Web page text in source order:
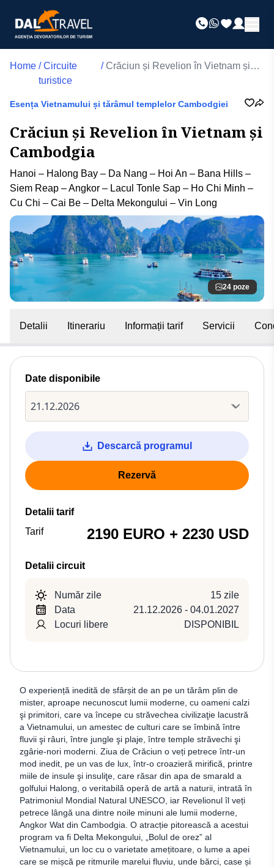
Home / Circuite
turistice
/ Crăciun și Revelion în Vietnam și
Esența Vietnamului și tărâmul templelor Cambodgiei
Crăciun și Revelion în Vietnam și
Cambodgia
Hanoi – Halong Bay – Da Nang – Hoi An – Bana Hills –
Siem Reap – Angkor – Lacul Tonle Sap – Ho Chi Minh –
Cu Chi – Cai Be – Delta Mekongului – Vin Long
24 poze
Detalii Itinerariu Informații tarif Servicii
O experiență inedită de sfârșit de an pe un tărâm plin de
mister, aproape necunoscut lumii moderne, cu oameni calzi
şi primitori, care va începe cu străvechea civilizaţie lacustră
a Vietnamului, un amestec de culturi care se îmbină între
fluvii şi râuri, între jungle şi plaje, între temple străvechi şi
zgârie-nori moderni. Ziua de Crăciun o veți petrece într-un
mod inedit, pe un vas de lux, într-o croazieră mirifică, printre
miile de insule şi insuliţe, care răsar din apa de smarald a
golfului Halong, o veritabilă operă de artă a naturii, intrată în
Patrimoniul Mondial Natural UNESCO, iar Revelionul îl veți
petrece lângă una dintre noile minuni ale lumii moderne,
Angkor Wat din Cambodgia. O atracție pitorească a acestui
program va fi Delta Mekongului, „Bolul de orez” al
Vietnamului, un loc cu o varietate amețitoare, o lume a apei
care se mișcă pe ritmurile marelui fluviu, unde bărci, case și
Date disponibile
Descarcă programul
Rezervă
Detalii tarif
Tarif
2190 EURO + 2230 USD
Detalii circuit
Număr zile
15 zile
Data
21.12.2026 - 04.01.2027
Locuri libere
DISPONIBIL